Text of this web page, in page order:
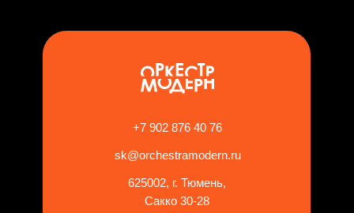
sk@orchestramodern.ru
+7 902 876 40 76
625002, г. Тюмень,
Сакко 30-28